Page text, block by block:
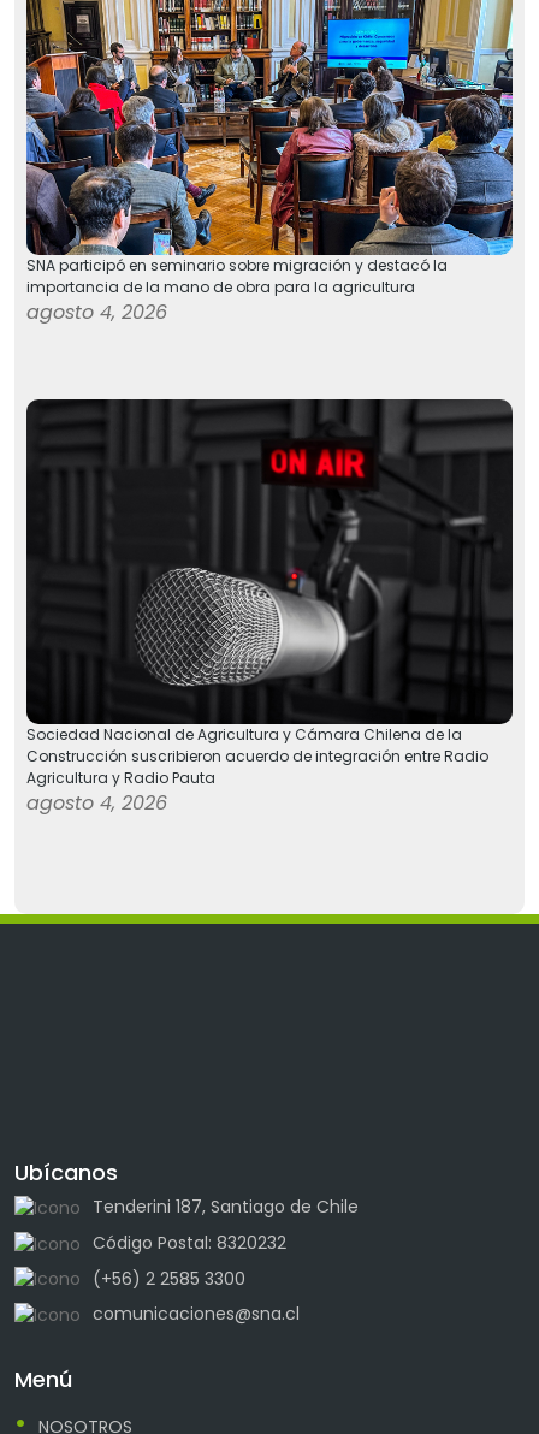
SNA participó en seminario sobre migración y destacó la
importancia de la mano de obra para la agricultura
agosto 4, 2026
Sociedad Nacional de Agricultura y Cámara Chilena de la
Construcción suscribieron acuerdo de integración entre Radio
Agricultura y Radio Pauta
agosto 4, 2026
Ubícanos
Tenderini 187, Santiago de Chile
Código Postal: 8320232
(+56) 2 2585 3300
comunicaciones@sna.cl
Menú
NOSOTROS